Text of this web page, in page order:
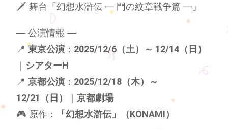
🗡️ 舞台「幻想水滸伝 ― 門の紋章戦争篇 ―」
— 公演情報 —
📍東京公演 ： 2025/12/6（土）～ 12/14（日）
｜ シアターH
📍京都公演 ： 2025/12/18（木）～
12/21（日）
｜京都劇場
🎮 原作：
「幻想水滸伝」（KONAMI）